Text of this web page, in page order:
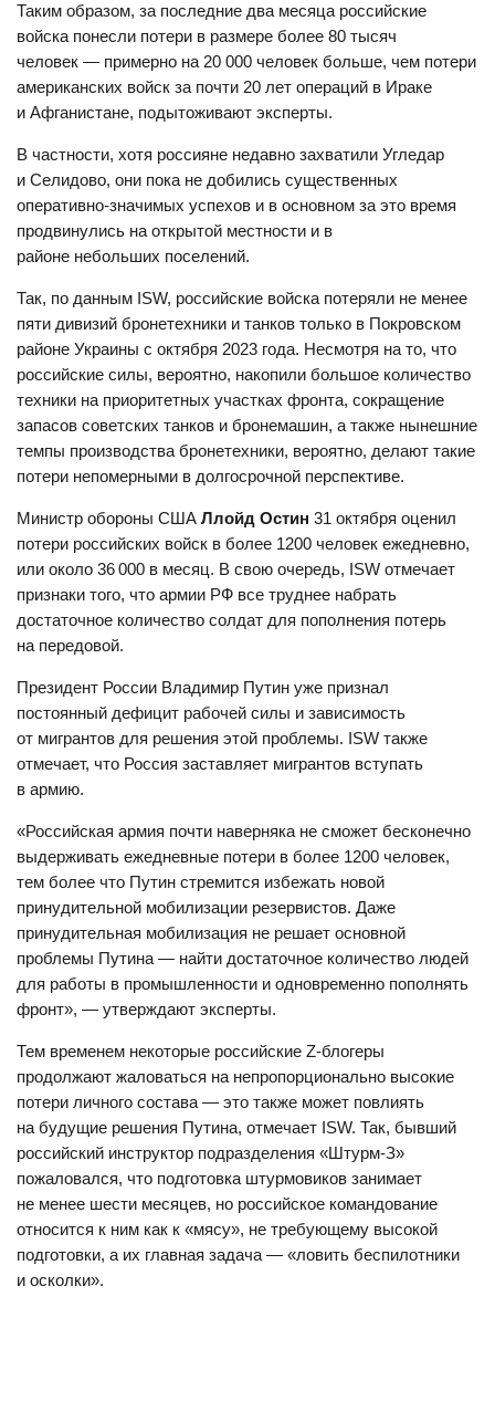
Таким образом, за последние два месяца российские
войска понесли потери в размере более 80 тысяч
человек — примерно на 20 000 человек больше, чем потери
американских войск за почти 20 лет операций в Ираке
и Афганистане, подытоживают эксперты.
В частности, хотя россияне недавно захватили Угледар
и Селидово, они пока не добились существенных
оперативно-значимых успехов и в основном за это время
продвинулись на открытой местности и в
районе небольших поселений.
Так, по данным ISW, российские войска потеряли не менее
пяти дивизий бронетехники и танков только в Покровском
районе Украины с октября 2023 года. Несмотря на то, что
российские силы, вероятно, накопили большое количество
техники на приоритетных участках фронта, сокращение
запасов советских танков и бронемашин, а также нынешние
темпы производства бронетехники, вероятно, делают такие
потери непомерными в долгосрочной перспективе.
Министр обороны США Ллойд Остин 31 октября оценил
потери российских войск в более 1200 человек ежедневно,
или около 36 000 в месяц. В свою очередь, ISW отмечает
признаки того, что армии РФ все труднее набрать
достаточное количество солдат для пополнения потерь
на передовой.
Президент России Владимир Путин уже признал
постоянный дефицит рабочей силы и зависимость
от мигрантов для решения этой проблемы. ISW также
отмечает, что Россия заставляет мигрантов вступать
в армию.
«Российская армия почти наверняка не сможет бесконечно
выдерживать ежедневные потери в более 1200 человек,
тем более что Путин стремится избежать новой
принудительной мобилизации резервистов. Даже
принудительная мобилизация не решает основной
проблемы Путина — найти достаточное количество людей
для работы в промышленности и одновременно пополнять
фронт», — утверждают эксперты.
Тем временем некоторые российские Z-блогеры
продолжают жаловаться на непропорционально высокие
потери личного состава — это также может повлиять
на будущие решения Путина, отмечает ISW. Так, бывший
российский инструктор подразделения «Штурм-З»
пожаловался, что подготовка штурмовиков занимает
не менее шести месяцев, но российское командование
относится к ним как к «мясу», не требующему высокой
подготовки, а их главная задача — «ловить беспилотники
и осколки».